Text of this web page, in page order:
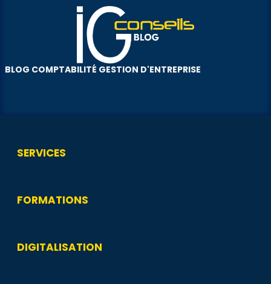
BLOG COMPTABILITÉ GESTION D'ENTREPRISE
SERVICES
FORMATIONS
DIGITALISATION